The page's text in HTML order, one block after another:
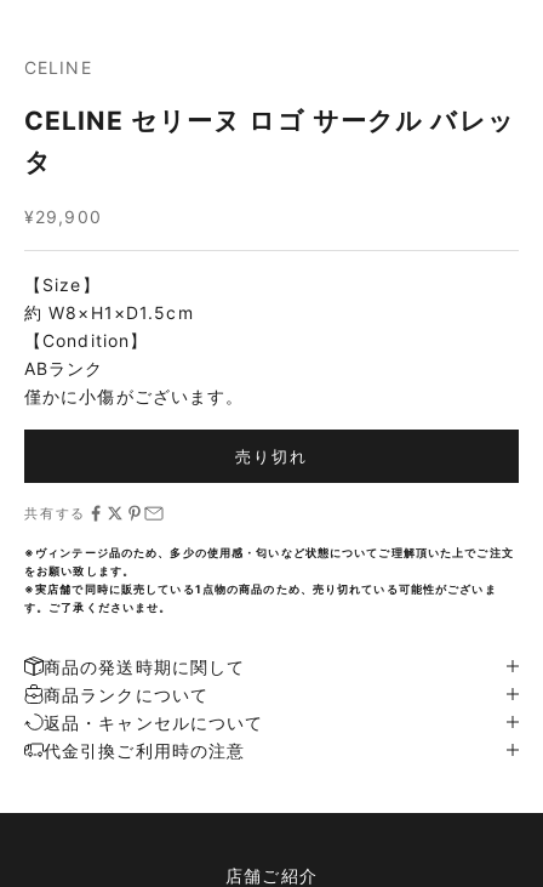
CELINE
CELINE セリーヌ ロゴ サークル バレッ
タ
セール価格
¥29,900
【Size】
約 W8×H1×D1.5cm
【Condition】
ABランク
僅かに小傷がございます。
売り切れ
共有する
※ヴィンテージ品のため、多少の使用感・匂いなど状態についてご理解頂いた上でご注文
をお願い致します。
※実店舗で同時に販売している1点物の商品のため、売り切れている可能性がございま
す。ご了承くださいませ。
商品の発送時期に関して
商品ランクについて
返品・キャンセルについて
代金引換ご利用時の注意
店舗ご紹介